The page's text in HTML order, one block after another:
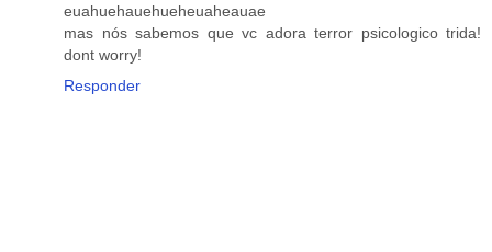
euahuehauehueheuaheauae
mas nós sabemos que vc adora terror psicologico trida!
dont worry!
Responder